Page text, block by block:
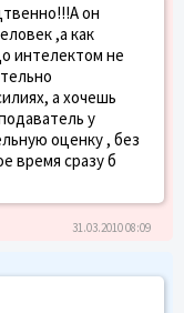
он
,а как
интелектом не
а хочешь
у
оценку , без
время сразу б
31.03.2010 08:09